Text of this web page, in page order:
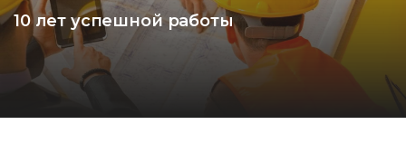
10 лет успешной работы